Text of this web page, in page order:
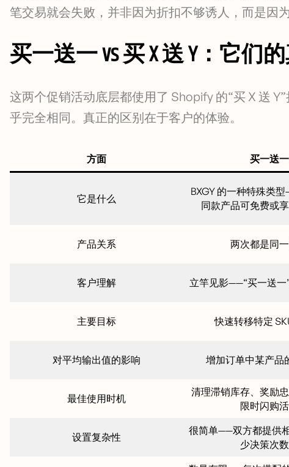
笔交易就会失败，并非因为折扣不够诱人，而是因
买一送一 vs 买 X 送 Y：它们
这两个促销活动底层都使用了 Shopify 的“买 X 送
乎完全相同。真正的区别在于客户的体验。
方面 买一送一
它是什么
BXGY 的一种特殊类
同款产品可免费或享
产品关系 两次都是同
客户理解 立竿见影——“买一送一
主要目标 快速转移特定
对平均输出值的影响 增加订单中某产品
最佳使用时机
清理滞销库存、奖励
限时闪购
设置复杂性
很简单——双方都提供
少决策次数